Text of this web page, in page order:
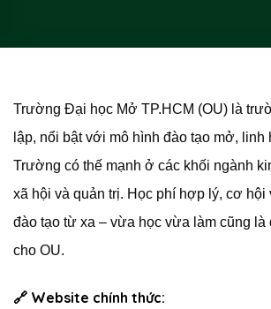
Trường Đại học Mở TP.HCM (OU) là
lập, nổi bật với mô hình đào tạo mở, linh
Trường có thế mạnh ở các khối ngành
xã hội và quản trị. Học phí hợp lý, cơ hội
đào tạo từ xa – vừa học vừa làm cũng là
cho OU.
🔗 Website chính thức: